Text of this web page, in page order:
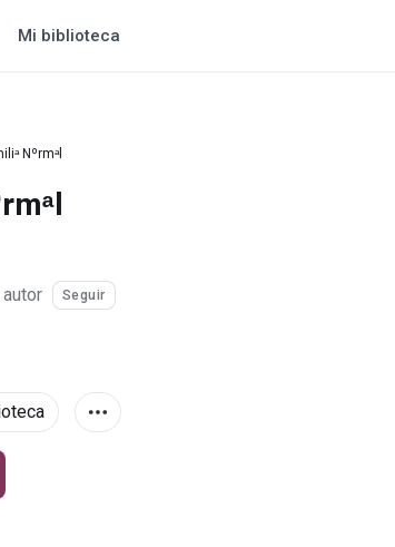
Mi biblioteca
Nºrmᵃl
autor Seguir